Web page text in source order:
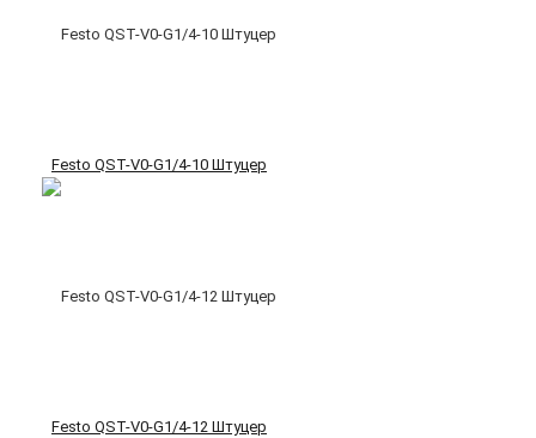
Festo QST-V0-G1/4-10 Штуцер
Festo QST-V0-G1/4-12 Штуцер